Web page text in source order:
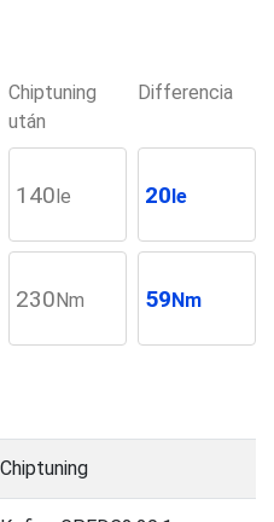
Chiptuning
után
Differencia
140le 20le
230Nm 59Nm
Chiptuning